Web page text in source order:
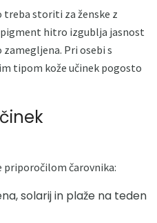
storiti za ženske z
hitro izgublja jasnost
Pri osebi s
tipom kože učinek pogosto
priporočilom čarovnika:
solarij in plaže na teden